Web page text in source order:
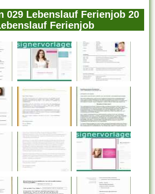
029 Lebenslauf Ferienjob 20
Ferienjob